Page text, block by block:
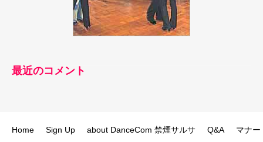
最近のコメント
Home Sign Up about DanceCom 禁煙サルサ Q&A マナー